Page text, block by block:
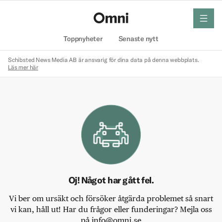
Toppnyheter Senaste nytt
meny
Schibsted News Media AB är ansvarig för dina data på denna webbplats.
Läs mer här
Oj! Något har gått fel.
Vi ber om ursäkt och försöker åtgärda problemet så snart
vi kan, håll ut! Har du frågor eller funderingar? Mejla oss